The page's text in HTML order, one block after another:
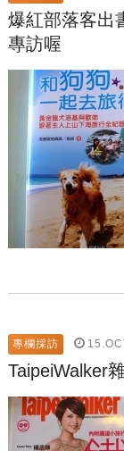
爆紅部落客出
專訪喔
專欄採訪
TaipeiWalker